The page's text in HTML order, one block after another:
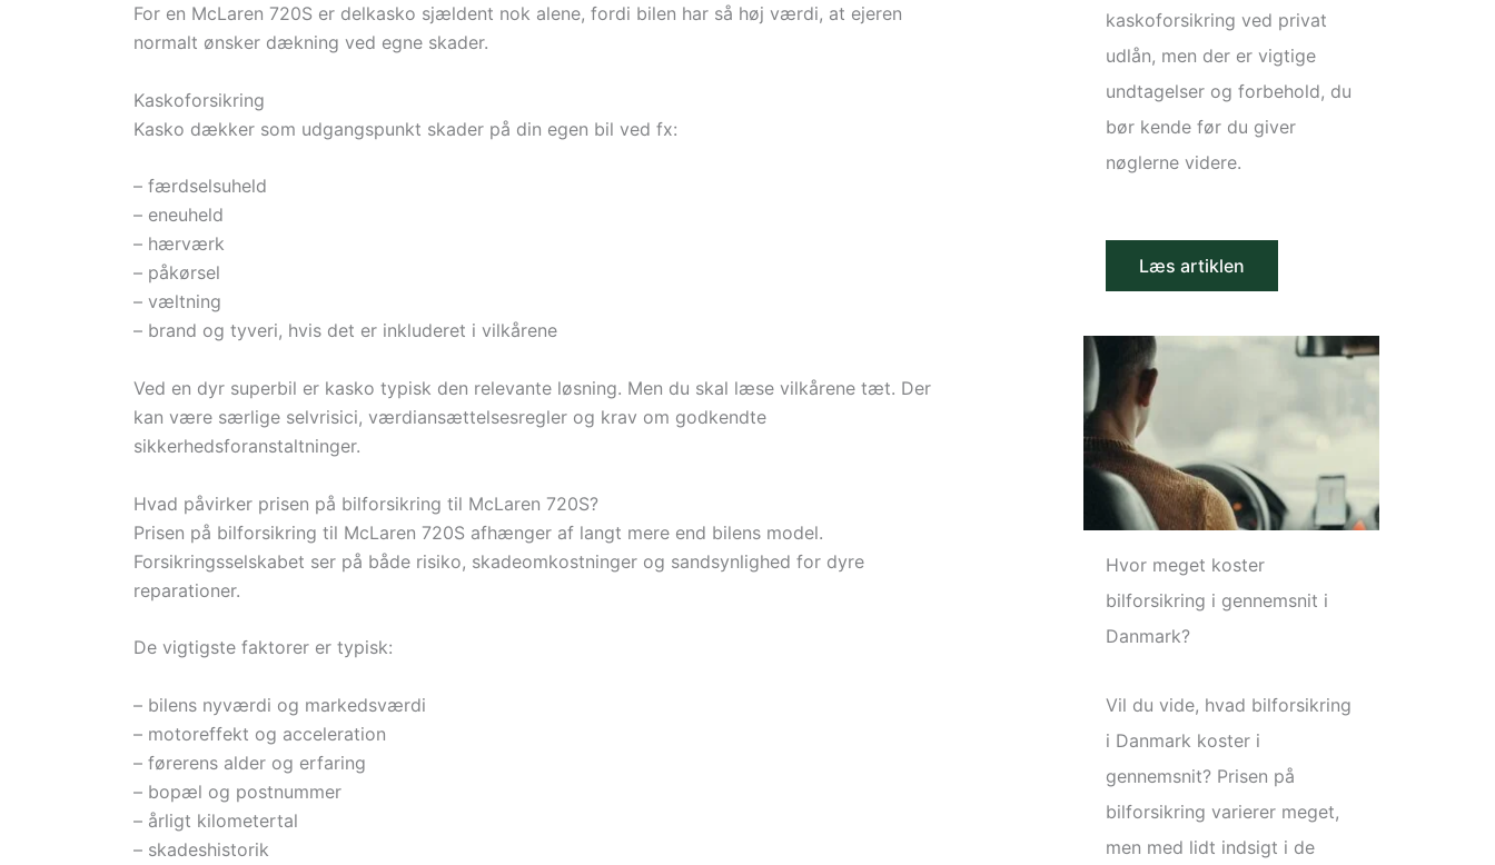
For en McLaren 720S er delkasko sjældent nok alene, fordi bilen har så høj værdi, at ejeren
normalt ønsker dækning ved egne skader.
Kaskoforsikring
Kasko dækker som udgangspunkt skader på din egen bil ved fx:
– færdselsuheld
– eneuheld
– hærværk
– påkørsel
– væltning
– brand og tyveri, hvis det er inkluderet i vilkårene
Ved en dyr superbil er kasko typisk den relevante løsning. Men du skal læse vilkårene tæt. Der
kan være særlige selvrisici, værdiansættelsesregler og krav om godkendte
sikkerhedsforanstaltninger.
Hvad påvirker prisen på bilforsikring til McLaren 720S?
Prisen på bilforsikring til McLaren 720S afhænger af langt mere end bilens model.
Forsikringsselskabet ser på både risiko, skadeomkostninger og sandsynlighed for dyre
reparationer.
De vigtigste faktorer er typisk:
– bilens nyværdi og markedsværdi
– motoreffekt og acceleration
– førerens alder og erfaring
– bopæl og postnummer
– årligt kilometertal
– skadeshistorik
kaskoforsikring ved privat
udlån, men der er vigtige
undtagelser og forbehold, du
bør kende før du giver
nøglerne videre.
Læs artiklen
Hvor meget koster
bilforsikring i gennemsnit i
Danmark?
Vil du vide, hvad bilforsikring
i Danmark koster i
gennemsnit? Prisen på
bilforsikring varierer meget,
men med lidt indsigt i de